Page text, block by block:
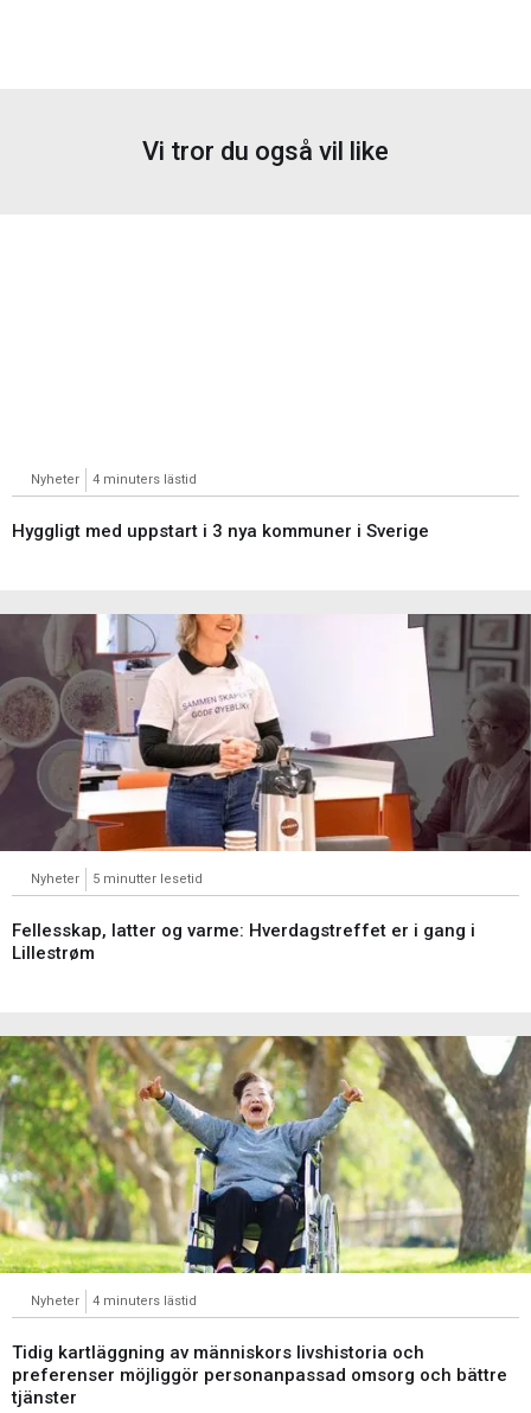
Vi tror du også vil like
Nyheter 4 minuters lästid
Hyggligt med uppstart i 3 nya kommuner i Sverige
Nyheter 5 minutter lesetid
Fellesskap, latter og varme: Hverdagstreffet er i gang i
Lillestrøm
Nyheter 4 minuters lästid
Tidig kartläggning av människors livshistoria och
preferenser möjliggör personanpassad omsorg och bättre
tjänster